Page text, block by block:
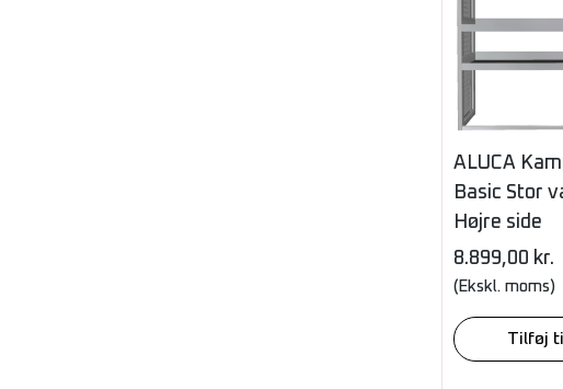
ALUCA
Basic Stor
Højre side
8.899,00 kr.
(Ekskl. moms)
Tilføj